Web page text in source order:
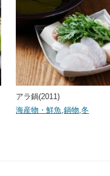
アラ鍋(2011)
海産物・鮮魚 ,鍋物 ,冬